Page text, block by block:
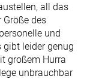
all das
Größe des
und
gibt leider genug
großem Hurra
unbrauchbar